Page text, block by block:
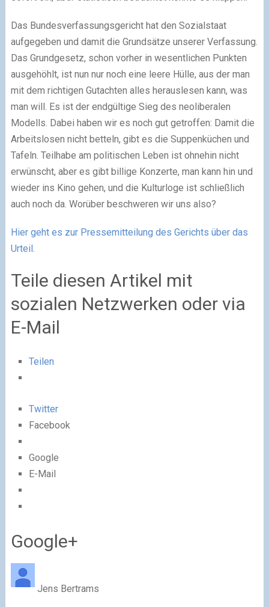
Das Bundesverfassungsgericht hat den Sozialstaat
aufgegeben und damit die Grundsätze unserer Verfassung.
Das Grundgesetz, schon vorher in wesentlichen Punkten
ausgehöhlt, ist nun nur noch eine leere Hülle, aus der man
mit dem richtigen Gutachten alles herauslesen kann, was
man will. Es ist der endgültige Sieg des neoliberalen
Modells. Dabei haben wir es noch gut getroffen: Damit die
Arbeitslosen nicht betteln, gibt es die Suppenküchen und
Tafeln. Teilhabe am politischen Leben ist ohnehin nicht
erwünscht, aber es gibt billige Konzerte, man kann hin und
wieder ins Kino gehen, und die Kulturloge ist schließlich
auch noch da. Worüber beschweren wir uns also?
Hier geht es zur Pressemitteilung des Gerichts über das
Urteil.
Teile diesen Artikel mit
sozialen Netzwerken oder via
E-Mail
Teilen
Twitter
Facebook
Google
E-Mail
Google+
Jens Bertrams